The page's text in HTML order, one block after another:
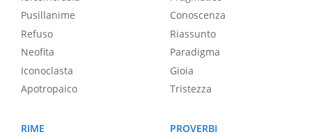
Pusillanime
Refuso
Neofita
Iconoclasta
Apotropaico
Conoscenza
Riassunto
Paradigma
Gioia
Tristezza
RIME
PROVERBI